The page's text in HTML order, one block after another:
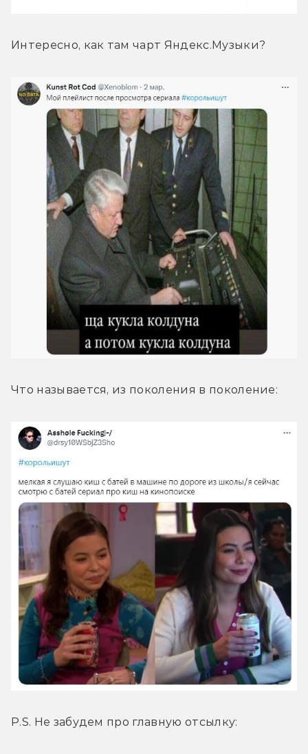
Интересно, как там чарт Яндекс.Музыки?
Что называется, из поколения в поколение:
P.S. Не забудем про главную отсылку: